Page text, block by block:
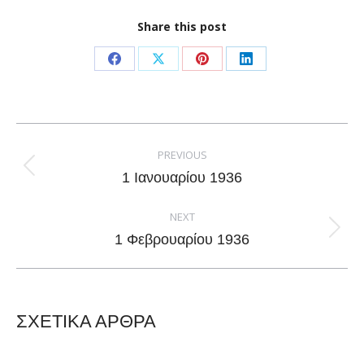
Share this post
Share
Facebook
Share
X
Share
Pinterest
Share
LinkedIn
navigation
PREVIOUS
Previous
1 Ιανουαρίου 1936
NEXT
Next
1 Φεβρουαρίου 1936
ΣΧΕΤΙΚΑ ΑΡΘΡΑ